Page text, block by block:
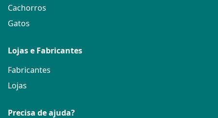
Cachorros
Gatos
Lojas e Fabricantes
Fabricantes
Lojas
Precisa de ajuda?